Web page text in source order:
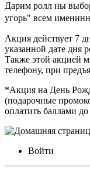
Дарим ролл ны
угорь" всем
Акция действует 7
указанной дате дня
Также этой акцией
телефону, при
*Акция на День
(подарочные
оплатить баллами до
Войти